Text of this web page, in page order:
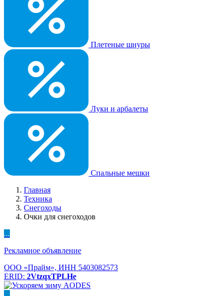
Плетеные шнуры
Луки и арбалеты
Спальные мешки
Главная
Техника
Снегоходы
Очки для снегоходов
...
Рекламное объявление
ООО «Прайм», ИНН 5403082573
ERID: 2VtzqxTPLHe
...